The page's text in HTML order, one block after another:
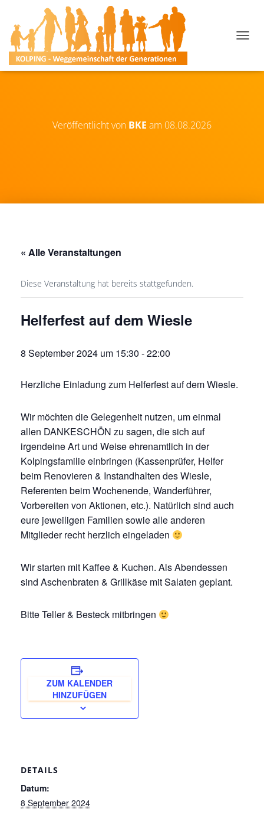
H
Veröffentlicht von BKE am 08.08.2026
« Alle Veranstaltungen
Diese Veranstaltung hat bereits stattgefunden.
Helferfest auf dem Wiesle
8 September 2024 um 15:30 -22:00
Herzliche Einladung zum Helferfest auf dem Wiesle.
Wir möchten die Gelegenheit nutzen, um einmal
allen DANKESCHÖN zu sagen, die sich auf
irgendeine Art und Weise ehrenamtlich in der
Kolpingsfamilie einbringen (Kassenprüfer, Helfer
beim Renovieren & Instandhalten des Wiesle,
Referenten beim Wochenende, Wanderführer,
Vorbereiten von Aktionen, etc.). Natürlich sind auch
eure jeweiligen Familien sowie alle anderen
Mitglieder recht herzlich eingeladen
Wir starten mit Kaffee & Kuchen. Als Abendessen
sind Aschenbraten & Grillkäse mit Salaten geplant.
Bitte Teller & Besteck mitbringen
ZUM KALENDER
HINZUFÜGEN
DETAILS
Datum:
8 September 2024